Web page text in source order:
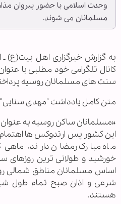
وحدت اسلامی با حضور پیروان
مسلمانان می شوند.
به گزارش خبرگزاری اهل بیت(ع) ـ
کانال تلگرامی خود مطلبی با
سنت های مسلمانان روسیه
متن کامل یادداشت "مهدی
«مسلمانان ساکن روسیه به
این کشور پس ارتدوکس ها اهتمام
ماه مبارک رمضان دارند، ماهی
خورشید و طولانی ترین روزهای
اساس مسلمانان مناطق شمالی
شرعی و اذان صبح تمام طول
هستند.